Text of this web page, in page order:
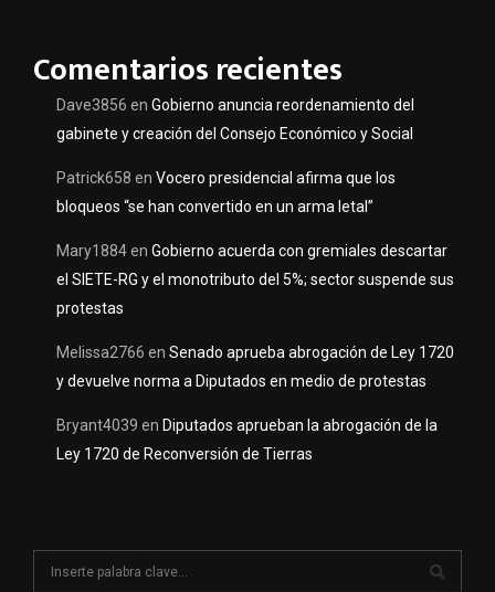
Comentarios recientes
Dave3856 en Gobierno anuncia reordenamiento del
gabinete y creación del Consejo Económico y Social
Patrick658 en Vocero presidencial afirma que los
bloqueos “se han convertido en un arma letal”
Mary1884en Gobierno acuerda con gremiales descartar
el SIETE-RG y el monotributo del 5%; sector suspende sus
protestas
Melissa2766 en Senado aprueba abrogación de Ley 1720
y devuelve norma a Diputados en medio de protestas
Bryant4039 en Diputados aprueban la abrogación de la
Ley 1720 de Reconversión de Tierras